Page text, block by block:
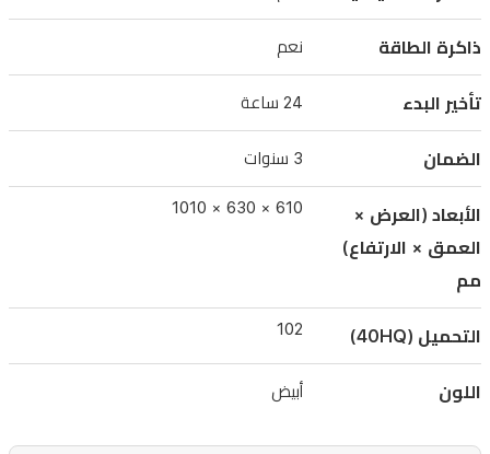
برامج،
محرك
PSC،
وضمان
3
610
العرض
×
630
العمق
×
1010
ذاكرة الطاقة نعم
تأخير البدء 24 ساعة
الضمان 3 سنوات
الأبعاد (العرض ×
العمق × الارتفاع)
مم
610 × 630 × 1010
التحميل (40HQ) 102
اللون أبيض